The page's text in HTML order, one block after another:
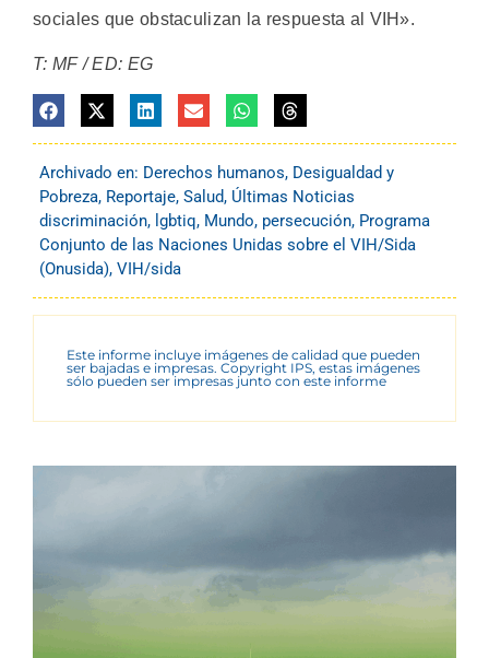
sociales que obstaculizan la respuesta al VIH».
T: MF / ED: EG
Archivado en: Derechos humanos, Desigualdad y
Pobreza, Reportaje, Salud, Últimas Noticias
discriminación, lgbtiq, Mundo, persecución, Programa
Conjunto de las Naciones Unidas sobre el VIH/Sida
(Onusida), VIH/sida
Este informe incluye imágenes de calidad que pueden
ser bajadas e impresas. Copyright IPS, estas imágenes
sólo pueden ser impresas junto con este informe